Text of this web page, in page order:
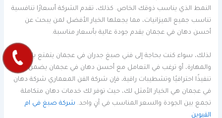
النمط الذي يناسب ذوقك الخاص. كذلك، تقدم الشركة أسعارًا تنافسية
تناسب جميع الميزانيات، مما يجعلها الخيار الأفضل لمن يبحث عن
أحسن دهان في عجمان يقدم جودة عالية بأسعار مناسبة.
لذلك، سواء كنت بحاجة إلى فني صبغ جدران في عجمان يتمتع بالدقة
والمهارة، أو ترغب في التعامل مع أحسن دهان في عجمان يضمن لك
تنفيذًا احترافيًا وتشطيبات راقية، فإن شركة الفن المعماري شركة دهان
في عجمان هي الخيار الأمثل لك، حيث توفر لك خدمات دهان متكاملة
تجمع بين الجودة والسعر المناسب في آنٍ واحد. شركة صبغ في ام
القيوين